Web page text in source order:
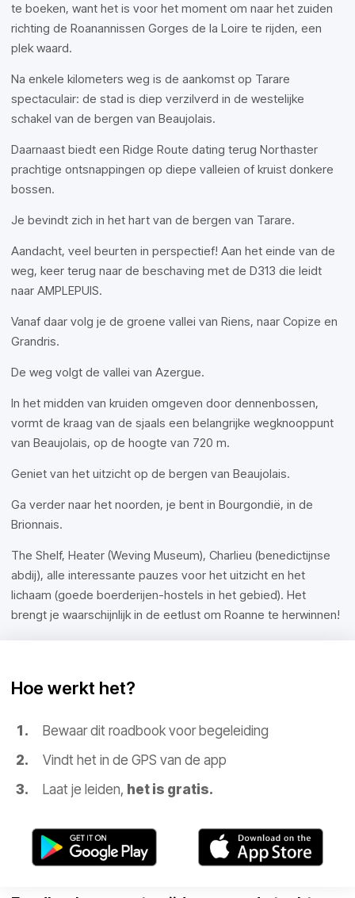
te boeken, want het is voor het moment om naar het zuiden
richting de Roanannissen Gorges de la Loire te rijden, een
plek waard.
Na enkele kilometers weg is de aankomst op Tarare
spectaculair: de stad is diep verzilverd in de westelijke
schakel van de bergen van Beaujolais.
Daarnaast biedt een Ridge Route dating terug Northaster
prachtige ontsnappingen op diepe valleien of kruist donkere
bossen.
Je bevindt zich in het hart van de bergen van Tarare.
Aandacht, veel beurten in perspectief! Aan het einde van de
weg, keer terug naar de beschaving met de D313 die leidt
naar AMPLEPUIS.
Vanaf daar volg je de groene vallei van Riens, naar Copize en
Grandris.
De weg volgt de vallei van Azergue.
In het midden van kruiden omgeven door dennenbossen,
vormt de kraag van de sjaals een belangrijke wegknooppunt
van Beaujolais, op de hoogte van 720 m.
Geniet van het uitzicht op de bergen van Beaujolais.
Ga verder naar het noorden, je bent in Bourgondië, in de
Brionnais.
The Shelf, Heater (Weving Museum), Charlieu (benedictijnse
abdij), alle interessante pauzes voor het uitzicht en het
lichaam (goede boerderijen-hostels in het gebied). Het
brengt je waarschijnlijk in de eetlust om Roanne te herwinnen!
Hoe werkt het?
Bewaar dit roadbook voor begeleiding
Vindt het in de GPS van de app
Laat je leiden, het is gratis.